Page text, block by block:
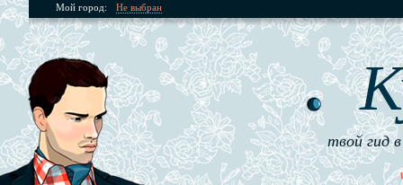
Мой город: Не выбран
твой гид